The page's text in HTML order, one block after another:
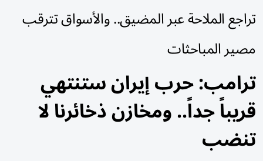
تراجع الملاحة عبر المضيق.. والأسواق تترقب
مصير المباحثات
ترامب: حرب إيران ستنتهي
قريباً جداً.. ومخازن ذخائرنا لا
تنضب